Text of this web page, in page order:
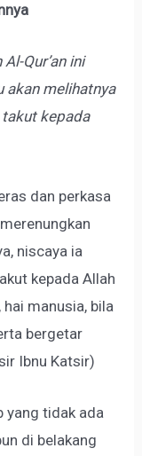
Qur’an ini
akan melihatnya
kepada
dan perkasa
niscaya ia
kepada Allah
manusia, bila
bergetar
Ibnu Katsir)
yang tidak ada
di belakang